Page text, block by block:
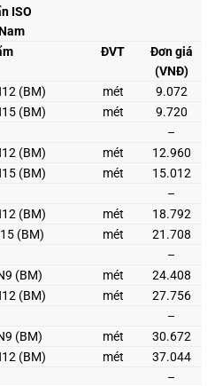
ISO
ĐVT
Đơn giá
(VNĐ)
(BM)
mét
9.072
(BM)
mét
9.720
–
(BM)
mét
12.960
(BM)
mét
15.012
–
(BM)
mét
18.792
(BM)
mét
21.708
–
(BM)
mét
24.408
(BM)
mét
27.756
–
(BM)
mét
30.672
(BM)
mét
37.044
–